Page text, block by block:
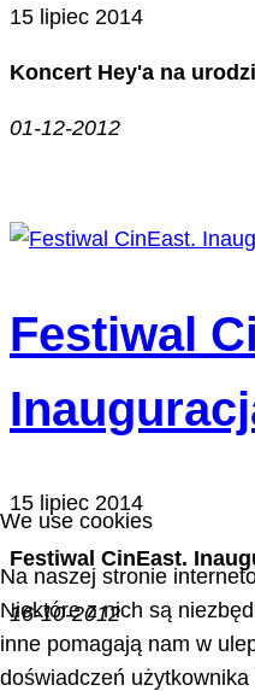
15 lipiec 2014
Koncert Hey'a na
01-12-2012
Festiwal
15 lipiec 2014
Festiwal CinEast.
16-10-2012
We use cookies
Na naszej stronie
Niektóre z nich są
inne pomagają nam w
doświadczeń